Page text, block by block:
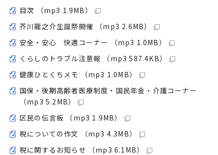
目次 （mp3 1.9MB）
芥川龍之介生誕祭開催 （mp3 2.6MB）
安全・安心 快適コーナー （mp3 1.0MB）
くらしのトラブル注意報 （mp3 587.4KB）
健康ひとくちメモ （mp3 1.0MB）
国保・後期高齢者医療制度・国民年金・介護コーナー
（mp3 5.2MB）
区民の伝言板 （mp3 1.9MB）
税についての作文 （mp3 4.3MB）
税に関するお知らせ （mp3 6.1MB）